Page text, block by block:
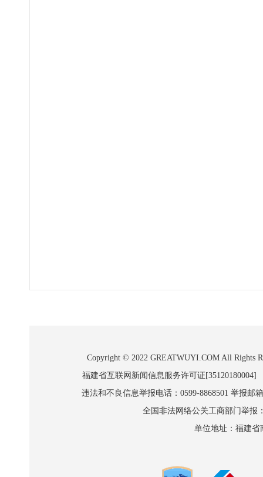
Copyright © 2022 GREATWUYI.COM All Rights
福建省互联网新闻信息服务许可证
违法和不良信息举报电话：0599-8868501 举报邮
全国非法网络公关工商部门举报
单位地址：福建省